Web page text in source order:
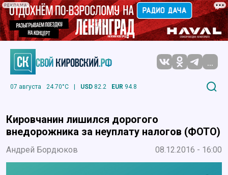
РЕКЛАМА
...
07 августа 24.70°C | USD 82.2 EUR 94.8
Кировчанин лишился дорогого
внедорожника за неуплату налогов (ФОТО)
Андрей Бордюков 08.12.2016 - 16:00